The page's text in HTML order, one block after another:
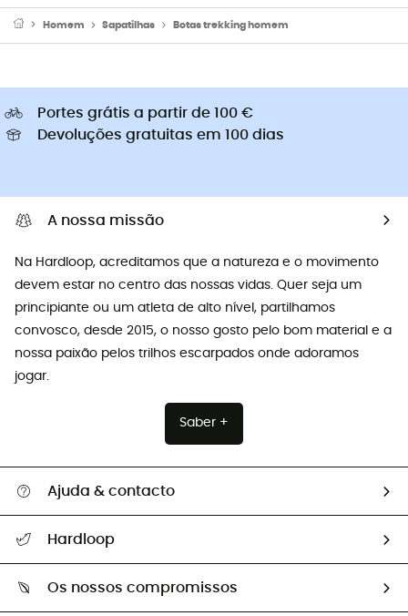
Homem Sapatilhas Botas trekking homem
Portes grátis a partir de 100 €
Devoluções gratuitas em 100 dias
A nossa missão
Na Hardloop, acreditamos que a natureza e o movimento
devem estar no centro das nossas vidas. Quer seja um
principiante ou um atleta de alto nível, partilhamos
convosco, desde 2015, o nosso gosto pelo bom material e a
nossa paixão pelos trilhos escarpados onde adoramos
jogar.
Saber +
Ajuda & contacto
Devoluções e reembolsos
Guia de tamanhos
Hardloop
Os nossos compromissos